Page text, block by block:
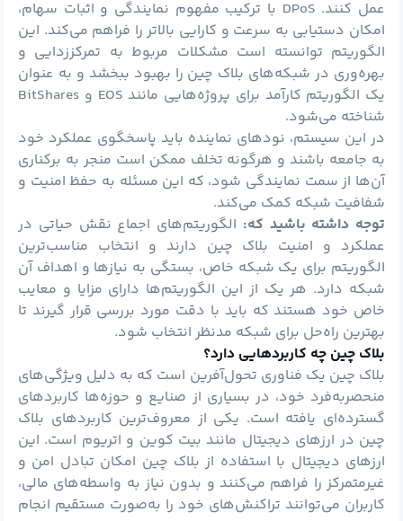
عمل کنند. DPoS با ترکیب مفهوم نمایندگی و اثبات سهام،
امکان دستیابی به سرعت و کارایی بالاتر را فراهم می‌کند. این
الگوریتم توانسته است مشکلات مربوط به تمرکززدایی و
بهره‌وری در شبکه‌های بلاک چین را بهبود ببخشد و به عنوان
یک الگوریتم کارآمد برای پروژه‌هایی مانند EOS و BitShares
شناخته می‌شود.
در این سیستم، نودهای نماینده باید پاسخگوی عملکرد خود
به جامعه باشند و هرگونه تخلف ممکن است منجر به برکناری
آن‌ها از سمت نمایندگی شود، که این مسئله به حفظ امنیت و
شفافیت شبکه کمک می‌کند.
توجه داشته باشید که: الگوریتم‌های اجماع نقش حیاتی در
عملکرد و امنیت بلاک چین دارند و انتخاب مناسب‌ترین
الگوریتم برای یک شبکه خاص، بستگی به نیازها و اهداف آن
شبکه دارد. هر یک از این الگوریتم‌ها دارای مزایا و معایب
خاص خود هستند که باید با دقت مورد بررسی قرار گیرند تا
بهترین راه‌حل برای شبکه مدنظر انتخاب شود.
بلاک چین چه کاربردهایی دارد؟
بلاک چین یک فناوری تحول‌آفرین است که به دلیل ویژگی‌های
منحصربه‌فرد خود، در بسیاری از صنایع و حوزه‌ها کاربردهای
گسترده‌ای یافته است. یکی از معروف‌ترین کاربردهای بلاک
چین در ارزهای دیجیتال مانند بیت کوین و اتریوم است. این
ارزهای دیجیتال با استفاده از بلاک چین امکان تبادل امن و
غیرمتمرکز را فراهم می‌کنند و بدون نیاز به واسطه‌های مالی،
کاربران می‌توانند تراکنش‌های خود را به‌صورت مستقیم انجام